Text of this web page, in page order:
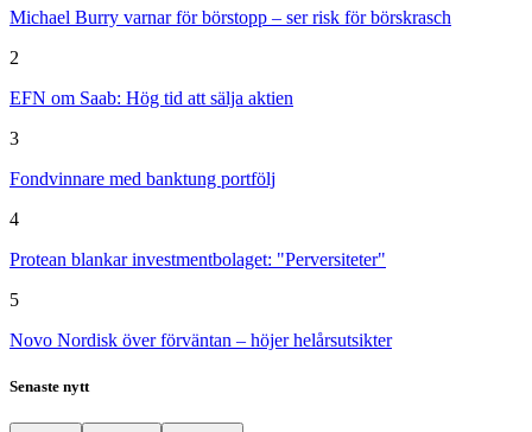
Michael Burry varnar för börstopp – ser risk för börskrasch
2
EFN om Saab: Hög tid att sälja aktien
3
Fondvinnare med banktung portfölj
4
Protean blankar investmentbolaget: "Perversiteter"
5
Novo Nordisk över förväntan – höjer helårsutsikter
Senaste nytt